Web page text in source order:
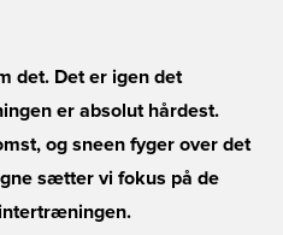
det. Det er igen det
er absolut hårdest.
og sneen fyger over det
sætter vi fokus på de